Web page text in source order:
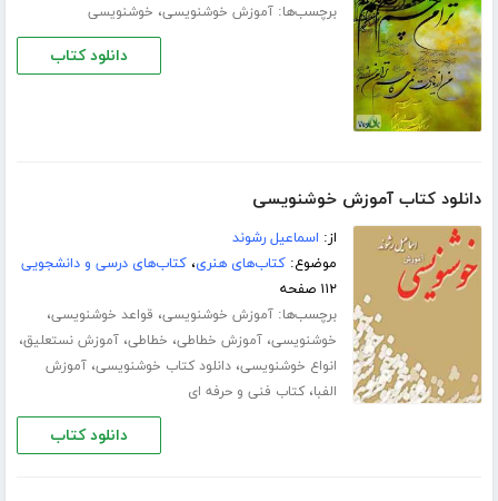
برچسب‌ها:آموزش خوشنویسی، خوشنویسی
دانلود کتاب
دانلود کتاب آموزش خوشنویسی
از: اسماعیل رشوند
موضوع:کتاب‌های هنری،کتاب‌های درسی و دانشجویی
۱۱۲ صفحه
برچسب‌ها:آموزش خوشنویسی، قواعد خوشنویسی،
خوشنویسی،آموزش خطاطی، خطاطی،آموزش نستعلیق،
انواع خوشنویسی،دانلود کتاب خوشنویسی،آموزش
الفبا،کتاب فنی و حرفه ای
دانلود کتاب